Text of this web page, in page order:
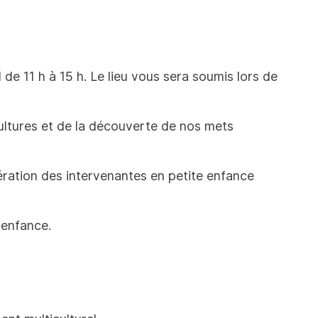
11 h à 15 h. Le lieu vous sera soumis lors de
et de la découverte de nos mets
des intervenantes en petite enfance